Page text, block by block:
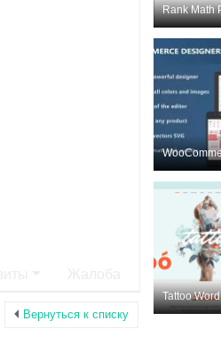
Вернуться к списку
Rank Math
премиум
Designer
Nulled
Tattoo
Nulled